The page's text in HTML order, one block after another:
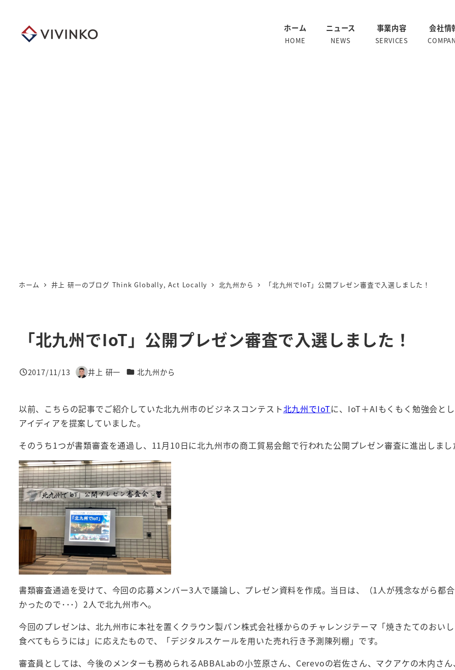
ホーム
HOME
ニュース
NEWS
事業内容
SERVICES
会社情
ホーム 井上 研一のブログ Think Globally, Act Locally 北九州から 「北九州でIoT」公開プレゼン審査で入選しました！
「北九州でIoT」公開プレゼン審査で入選しました！
投稿日
2017/11/13
著
井上 研一 カテゴリー
北九州から
以前、こちらの記事でご紹介していた北九州市のビジネスコンテスト北九州でIoTに、IoT＋AIもくもく勉強会と
アイディアを提案していました。
そのうち1つが書類審査を通過し、11月10日に北九州市の商工貿易会館で行われた公開プレゼン審査に進出しまし
書類審査通過を受けて、今回の応募メンバー3人で議論し、プレゼン資料を作成。当日は、（1人が残念ながら都
かったので･･･）2人で北九州市へ。
今回のプレゼンは、北九州市に本社を置くクラウン製パン株式会社様からのチャレンジテーマ「焼きたてのおい
食べてもらうには」に応えたもので、「デジタルスケールを用いた売れ行き予測陳列棚」です。
審査員としては、今後のメンターも務められるABBALabの小笠原さん、Cerevoの岩佐さん、マクアケの木内さん